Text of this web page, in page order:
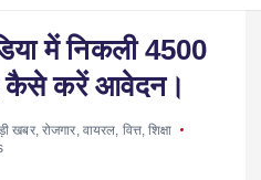
में निकली 4500
कैसे करें आवेदन।
खबर,रोजगार, वायरल वित्त ,शिक्षा